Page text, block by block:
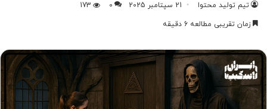
تیم تولید محتوا 21 سپتامبر 2025 0
173
زمان تقریبی مطالعه 6 دقیقه